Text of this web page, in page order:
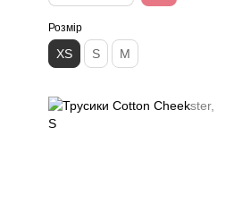
Розмір
XS S M